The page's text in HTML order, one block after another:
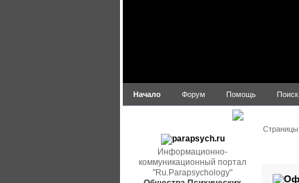
Начало Форум Помощь Поиск
Информационно-
коммуникационный портал
"Ru.Parapsychology"